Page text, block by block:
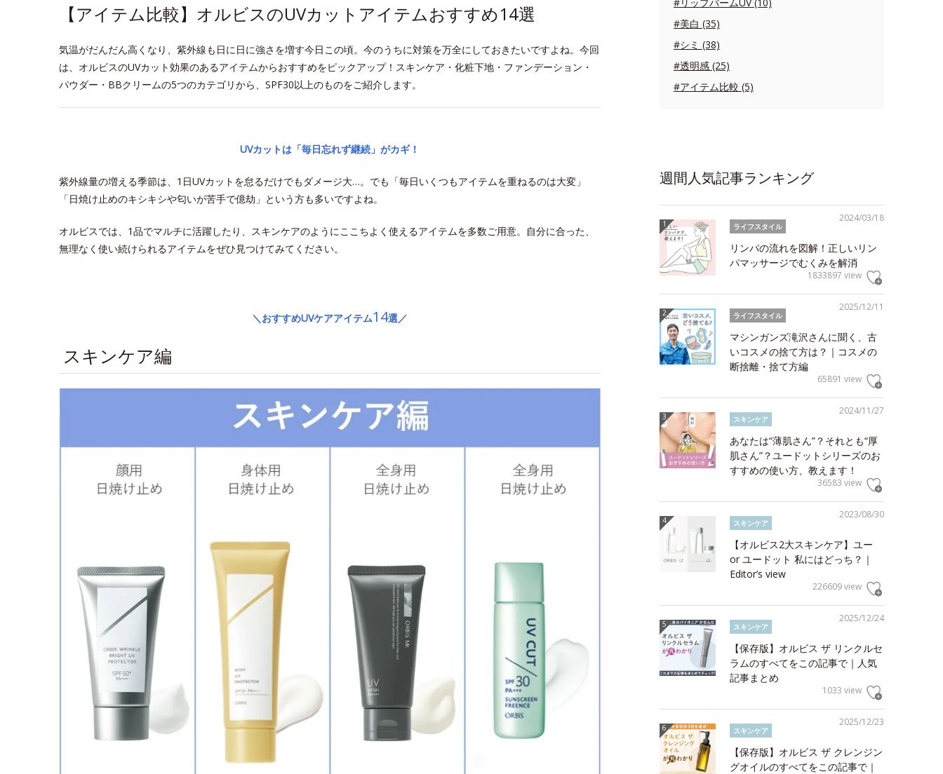
【アイテム比較】オルビスのUVカットアイテムおすすめ14選
気温がだんだん高くなり、紫外線も日に日に強さを増す今日この頃。今のうちに対策を万全にしておきたいですよね。今回
は、オルビスのUVカット効果のあるアイテムからおすすめをピックアップ！スキンケア・化粧下地・ファンデーション・
パウダー・BBクリームの5つのカテゴリから、SPF30以上のものをご紹介します。
UVカットは「毎日忘れず継続」がカギ！
紫外線量の増える季節は、1日UVカットを怠るだけでもダメージ大…。でも「毎日いくつもアイテムを重ねるのは大変」
「日焼け止めのキシキシや匂いが苦手で億劫」という方も多いですよね。
オルビスでは、1品でマルチに活躍したり、スキンケアのようにここちよく使えるアイテムを多数ご用意。自分に合った、
無理なく使い続けられるアイテムをぜひ見つけてみてください。
＼おすすめUVケアアイテム14選／
スキンケア編
#美白 (35)
#シミ (38)
#透明感 (25)
#アイテム比較 (5)
週間人気記事ランキング
2024/03/18
ライフスタイル
リンパの流れを図解！正しいリン
パマッサージでむくみを解消
1833897 view
2025/12/11
ライフスタイル
マシンガンズ滝沢さんに聞く、古
いコスメの捨て方は？｜コスメの
断捨離・捨て方編
65891 view
2024/11/27
スキンケア
あなたは“薄肌さん”？それとも“厚
肌さん”？ユードットシリーズのお
すすめの使い方、教えます！
36583 view
2023/08/30
スキンケア
【オルビス2大スキンケア】ユー
or ユードット 私にはどっち？｜
Editor’s view
226609 view
2025/12/24
スキンケア
【保存版】オルビス ザ リンクルセ
ラムのすべてをこの記事で｜人気
記事まとめ
1033 view
2025/12/23
スキンケア
【保存版】オルビス ザ クレンジン
グオイルのすべてをこの記事で｜